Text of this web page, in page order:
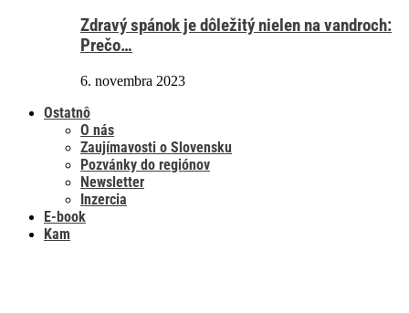
Zdravý spánok je dôležitý nielen na vandroch:
Prečo…
6. novembra 2023
Ostatnô
O nás
Zaujímavosti o Slovensku
Pozvánky do regiónov
Newsletter
Inzercia
E-book
Kam